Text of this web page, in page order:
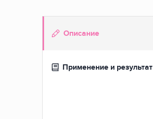
Описание
Применение и результат